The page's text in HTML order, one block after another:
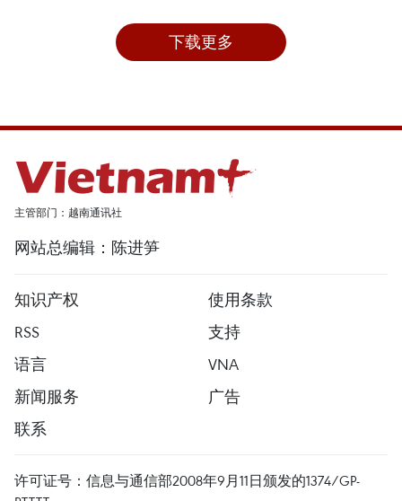
下载更多
主管部门：越南通讯社
网站总编辑：陈进笋
知识产权
使用条款
RSS
支持
语言
VNA
新闻服务
广告
联系
许可证号：信息与通信部2008年9月11日颁发的1374/GP-